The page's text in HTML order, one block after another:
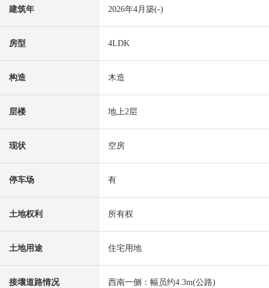
建筑年 2026年4月築(-)
房型 4LDK
构造 木造
层楼 地上2层
现状 空房
停车场 有
土地权利 所有权
土地用途 住宅用地
接壤道路情况 西南一侧：幅员约4.3m(公路)